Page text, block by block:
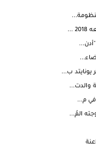
...
ب...
والدت...
في م...
المُ...